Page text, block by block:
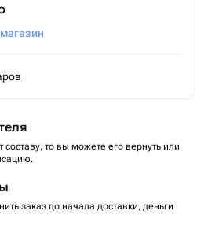
смотрите в профиле магазина!
составу, то вы можете его вернуть или
заказ до начала доставки, деньги